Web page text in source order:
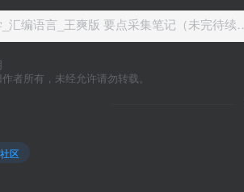
汇编语言_王爽版 要点采集笔记（未完待续…
者所有，未经允许请勿转载。
区